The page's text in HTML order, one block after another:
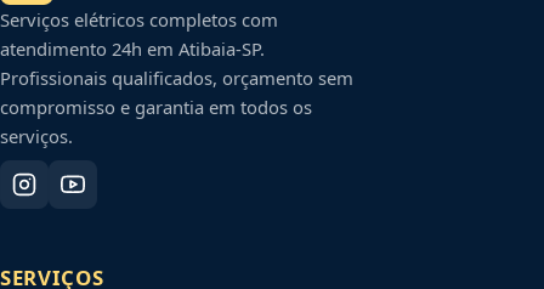
Serviços elétricos completos com
atendimento 24h em Atibaia-SP.
Profissionais qualificados, orçamento sem
compromisso e garantia em todos os
serviços.
SERVIÇOS